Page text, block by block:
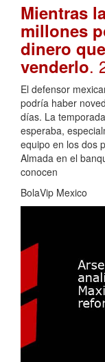
Mientras
millones
dinero
venderlo.
El defensor
podría haber
días. La
esperaba,
equipo en los dos
Almada en el
conocen
BolaVip Mexico